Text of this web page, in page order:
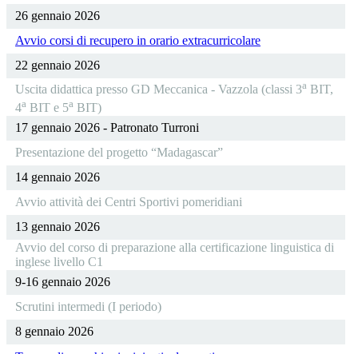
26 gennaio 2026
Avvio corsi di recupero in orario extracurricolare
22 gennaio 2026
Uscita didattica presso GD Meccanica - Vazzola (classi 3a BIT,
4a BIT e 5a BIT)
17 gennaio 2026 - Patronato Turroni
Presentazione del progetto “Madagascar”
14 gennaio 2026
Avvio attività dei Centri Sportivi pomeridiani
13 gennaio 2026
Avvio del corso di preparazione alla certificazione linguistica di
inglese livello C1
9-16 gennaio 2026
Scrutini intermedi (I periodo)
8 gennaio 2026